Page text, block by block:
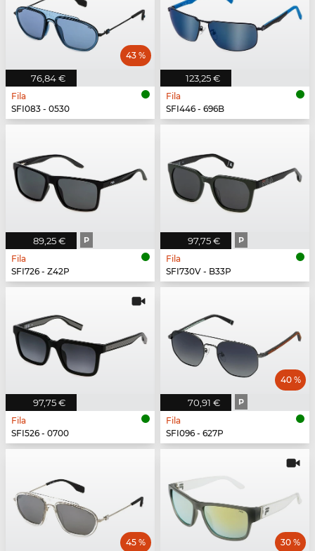
76,84 €
43 %
Fila
SFI083 - 0530
123,25 €
Fila
SFI446 - 696B
89,25 € P
Fila
SFI726 - Z42P
97,75 € P
Fila
SFI730V - B33P
97,75 €
Fila
SFI526 - 0700
70,91 € P
40 %
Fila
SFI096 - 627P
45 % 30 %